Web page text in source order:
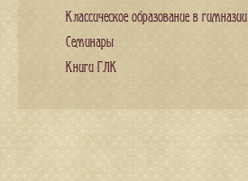
Классическое образование в гимназии
Семинары
Книги ГЛК